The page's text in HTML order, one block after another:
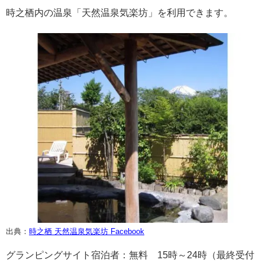
時之栖内の温泉「天然温泉気楽坊」を利用できます。
出典： 時之栖 天然温泉気楽坊 Facebook
グランピングサイト宿泊者：無料 15時～24時（最終受付